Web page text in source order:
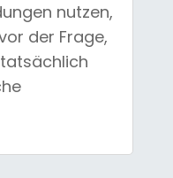
nutzen,
der Frage,